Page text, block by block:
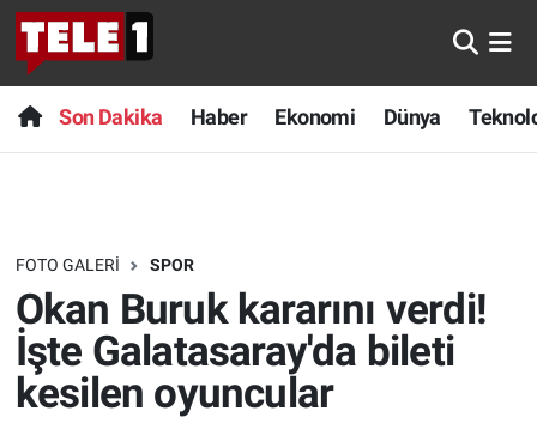
Son Dakika Haber Ekonomi Dünya
FOTO GALERI SPOR
Okan Buruk kararını verdi!
İşte Galatasaray'da bileti
kesilen oyuncular
Anında Manşet
Başka Sohbetler
Bilim turu
Bilim ve Teknoloji Evreni
Doğa Konuşuyor
Son Dakika
Haber
Dünya
Teknoloji
Sağlık
Nöbetçi Eczaneler
Hava Durumu
Trafik Durumu
Süper Lig Puan Durumu ve Fikstür
Tüm Manşetler